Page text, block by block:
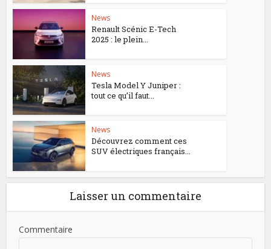
News
Renault Scénic E-Tech
2025 : le plein...
News
Tesla Model Y Juniper :
tout ce qu’il faut...
News
Découvrez comment ces
SUV électriques français...
Laisser un commentaire
Commentaire